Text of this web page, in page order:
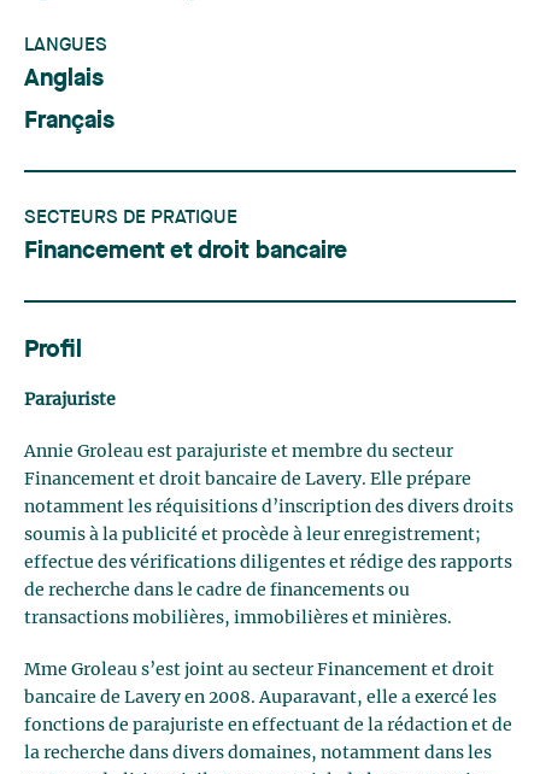
LANGUES
Anglais
Français
SECTEURS DE PRATIQUE
Financement et droit bancaire
Profil
Parajuriste
Annie Groleau est parajuriste et membre du secteur
Financement et droit bancaire de Lavery. Elle prépare
notamment les réquisitions d’inscription des divers droits
soumis à la publicité et procède à leur enregistrement;
effectue des vérifications diligentes et rédige des rapports
de recherche dans le cadre de financements ou
transactions mobilières, immobilières et minières.
Mme Groleau s’est joint au secteur Financement et droit
bancaire de Lavery en 2008. Auparavant, elle a exercé les
fonctions de parajuriste en effectuant de la rédaction et de
la recherche dans divers domaines, notamment dans les